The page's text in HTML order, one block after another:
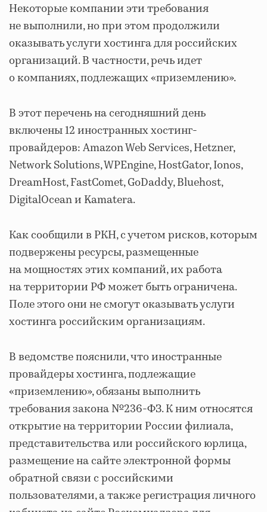
Некоторые компании эти требования
не выполнили, но при этом продолжили
оказывать услуги хостинга для российских
организаций. В частности, речь идет
о компаниях, подлежащих «приземлению».
В этот перечень на сегодняшний день
включены 12 иностранных хостинг-
провайдеров: Amazon Web Services, Hetzner,
Network Solutions, WPEngine, HostGator, Ionos,
DreamHost, FastComet, GoDaddy, Bluehost,
DigitalOcean и Kamatera.
Как сообщили в РКН, с учетом рисков, которым
подвержены ресурсы, размещенные
на мощностях этих компаний, их работа
на территории РФ может быть ограничена.
Поле этого они не смогут оказывать услуги
хостинга российским организациям.
В ведомстве пояснили, что иностранные
провайдеры хостинга, подлежащие
«приземлению», обязаны выполнить
требования закона №236-ФЗ. К ним относятся
открытие на территории России филиала,
представительства или российского юрлица,
размещение на сайте электронной формы
обратной связи с российскими
пользователями, а также регистрация личного